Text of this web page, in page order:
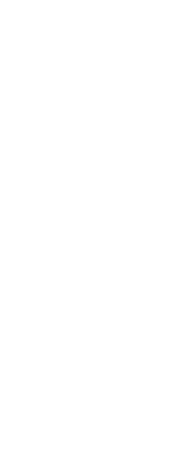
行動英語村巡迴教